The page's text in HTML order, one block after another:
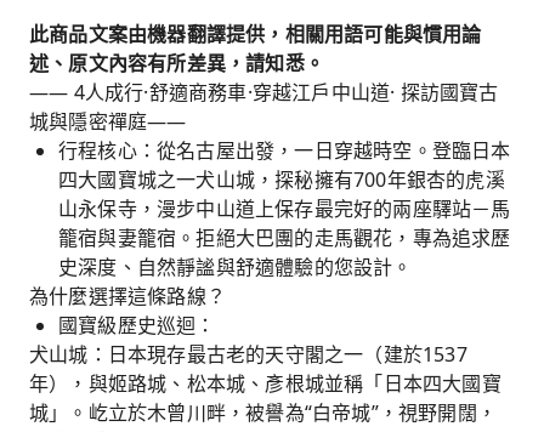
此商品文案由機器翻譯提供，相關用語可能與慣用論
述、原文內容有所差異，請知悉。
—— 4人成行·舒適商務車·穿越江戶中山道· 探訪國寶古
城與隱密禪庭——
行程核心：從名古屋出發，一日穿越時空。登臨日本
四大國寶城之一犬山城，探秘擁有700年銀杏的虎溪
山永保寺，漫步中山道上保存最完好的兩座驛站－馬
籠宿與妻籠宿。拒絕大巴團的走馬觀花，專為追求歷
史深度、自然靜謐與舒適體驗的您設計。
為什麼選擇這條路線？
國寶級歷史巡迴：
犬山城：日本現存最古老的天守閣之一（建於1537
年），與姬路城、松本城、彥根城並稱「日本四大國寶
城」。屹立於木曾川畔，被譽為“白帝城”，視野開闊，